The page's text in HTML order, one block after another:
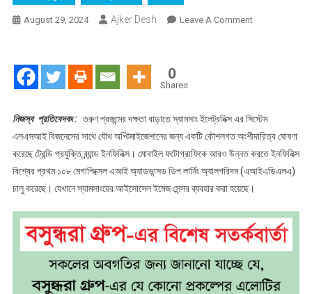
August 29, 2024 Ajker Desh Leave A CommentOn
ও
স্যামসাং-
0
Shares
নিজস্ব প্রতিবেদক৷ :তরুণ প্রজন্মের দক্ষতা বাড়াতে স্যামসাং ইলেট্রনিক্স এর সিস্টেম
এলএসআই বিজনেসের সাথে যৌথ অপ্টিমাইজেশানের জন্য একটি কৌশলগত অংশীদারিত্ব ঘোষণা
করেছে ট্রেন্ডি প্রযুক্তি ব্র্যান্ড ইনফিনিক্স। মোবাইল ফটোগ্রাফিকে আরও উন্নত করতে ইনফিনিক্স
বিশ্বের প্রথম ১০৮ মেগাপিক্সেল এআই অ্যাডভান্সড ডিপ লার্নিং অ্যালগরিদম (এআইএডিএলএ)
চালু করেছে। যেখানে স্যামসাংয়ের আইসোসেল ইমেজ সেন্সর ব্যবহার করা হয়েছে।